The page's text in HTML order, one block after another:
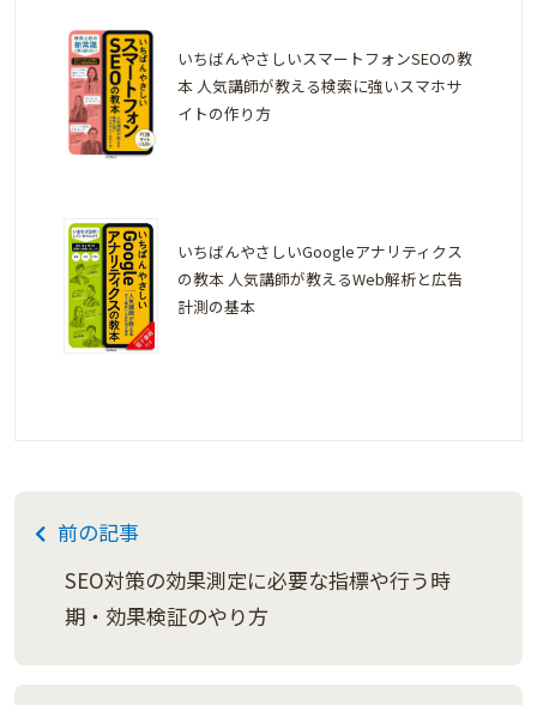
いちばんやさしいスマートフォンSEOの教
本 人気講師が教える検索に強いスマホサ
イトの作り方
いちばんやさしいGoogleアナリティクス
の教本 人気講師が教えるWeb解析と広告
計測の基本
前の記事
SEO対策の効果測定に必要な指標や行う時
期・効果検証のやり方